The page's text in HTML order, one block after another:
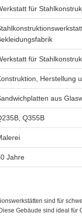
für
für
Herstellung
aus
Q355B
Jahre
sind für
Gebäude sind ideal